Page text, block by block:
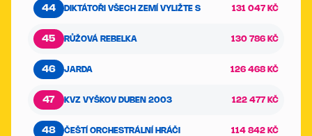
44 DIKTÁTOŘI VŠECH ZEMÍ VYLIŽTE S 131 047 KČ
45 RŮŽOVÁ REBELKA 130 786 KČ
46 JARDA 126 468 KČ
47 KVZ VYŠKOV DUBEN 2003 122 477 KČ
48 ČEŠTÍ ORCHESTRÁLNÍ HRÁČI 114 842 KČ